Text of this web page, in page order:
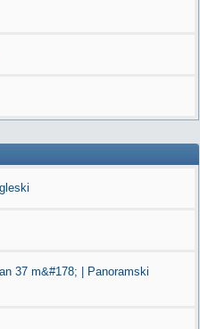
37 m&#178; | Panoramski